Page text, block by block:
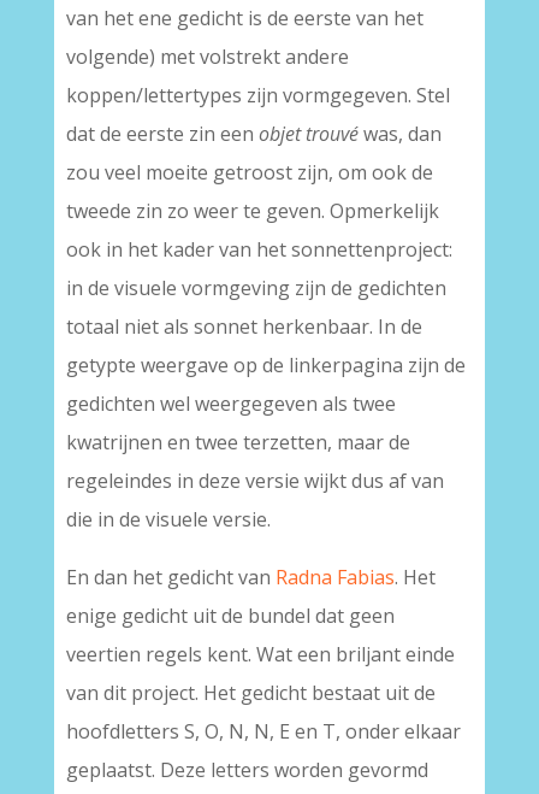
van het ene gedicht is de eerste van het
volgende) met volstrekt andere
koppen/lettertypes zijn vormgegeven. Stel
dat de eerste zin een objet trouvéwas, dan
zou veel moeite getroost zijn, om ook de
tweede zin zo weer te geven. Opmerkelijk
ook in het kader van het sonnettenproject:
in de visuele vormgeving zijn de gedichten
totaal niet als sonnet herkenbaar. In de
getypte weergave op de linkerpagina zijn de
gedichten wel weergegeven als twee
kwatrijnen en twee terzetten, maar de
regeleindes in deze versie wijkt dus af van
die in de visuele versie.
En dan het gedicht van Radna Fabias. Het
enige gedicht uit de bundel dat geen
veertien regels kent. Wat een briljant einde
van dit project. Het gedicht bestaat uit de
hoofdletters S, O, N, N, E en T, onder elkaar
geplaatst. Deze letters worden gevormd